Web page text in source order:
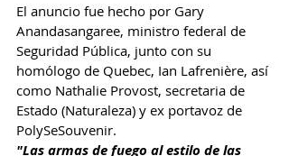
El anuncio fue hecho por Gary
Anandasangaree, ministro federal de
Seguridad Pública, junto con su
homólogo de Quebec, Ian Lafrenière, así
como Nathalie Provost, secretaria de
Estado (Naturaleza) y ex portavoz de
PolySeSouvenir.
"Las armas de fuego al estilo de las